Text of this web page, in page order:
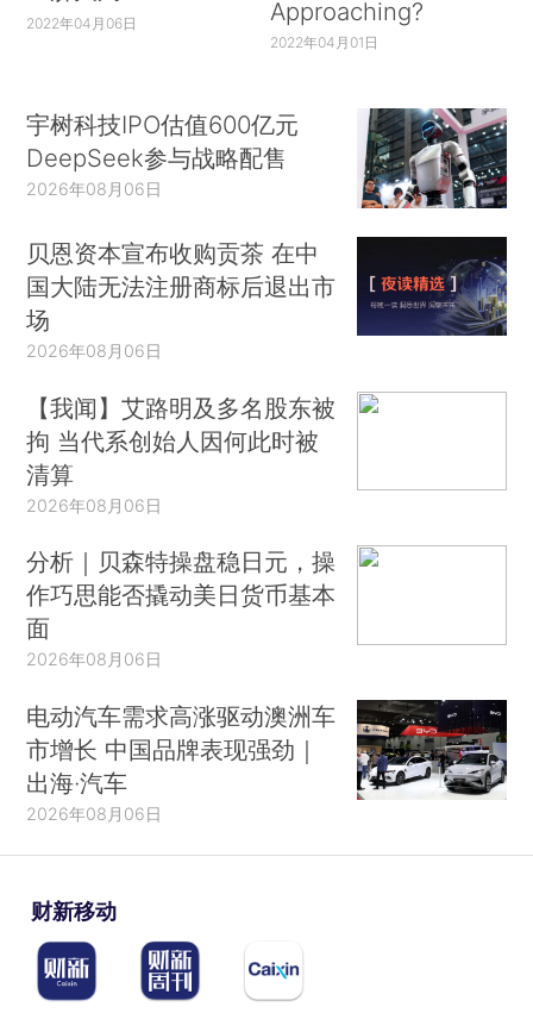
2022年04月06日
Approaching?
2022年04月01日
宇树科技IPO估值600亿元
DeepSeek参与战略配售
2026年08月06日
贝恩资本宣布收购贡茶 在中
国大陆无法注册商标后退出市
场
2026年08月06日
【我闻】艾路明及多名股东被
拘 当代系创始人因何此时被
清算
2026年08月06日
分析｜贝森特操盘稳日元，操
作巧思能否撬动美日货币基本
面
2026年08月06日
电动汽车需求高涨驱动澳洲车
市增长 中国品牌表现强劲｜
出海·汽车
2026年08月06日
财新移动